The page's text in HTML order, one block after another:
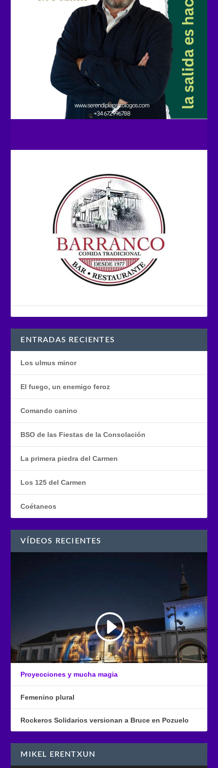
ENTRADAS RECIENTES
Los ulmus minor
El fuego, un enemigo feroz
Comando canino
BSO de las Fiestas de la Consolación
La primera piedra del Carmen
Los 125 del Carmen
Coétaneos
VÍDEOS RECIENTES
Proyecciones y mucha magia
Femenino plural
Rockeros Solidarios versionan a Bruce en Pozuelo
MIKEL ERENTXUN